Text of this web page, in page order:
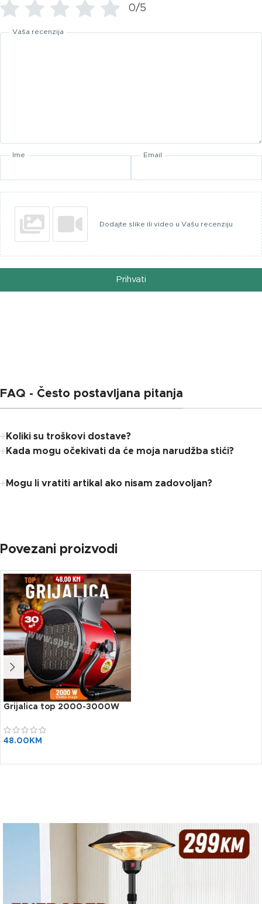
0/5
Vaša recenzija
Ime Email
Dodajte slike ili video u Vašu recenziju
Prihvati
FAQ - Često postavljana pitanja
Koliki su troškovi dostave?
Kada mogu očekivati ​​da će moja narudžba stići?
Mogu li vratiti artikal ako nisam zadovoljan?
Povezani proizvodi
Grijalica top 2000-3000W
48.00 KM